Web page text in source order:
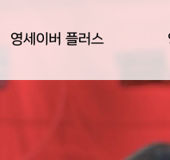
영세이버 플러스